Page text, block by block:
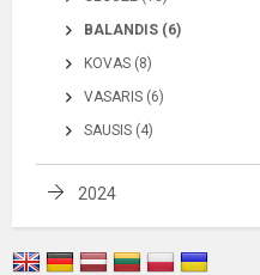
BALANDIS (6)
KOVAS (8)
VASARIS (6)
SAUSIS (4)
2024